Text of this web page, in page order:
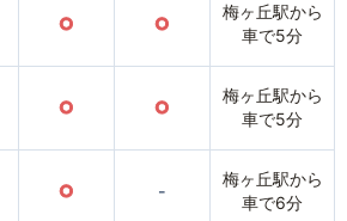
○ ○
梅ヶ丘駅から
車で5分
○ ○
梅ヶ丘駅から
車で5分
○ -
梅ヶ丘駅から
車で6分